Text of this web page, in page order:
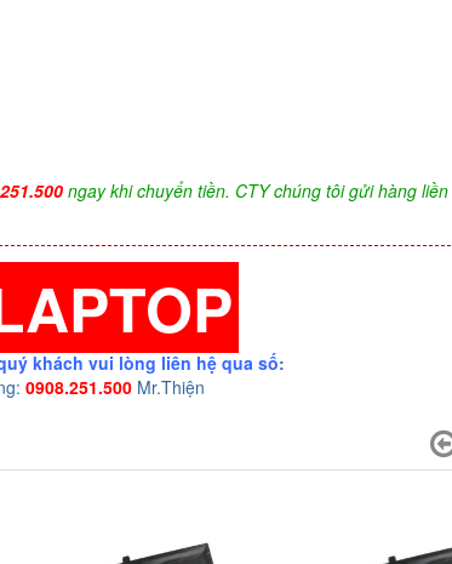
ngay khi chuyển tiền. CTY chúng tôi gửi hàng
khách vui lòng liên hệ qua số:
0908.251.500Mr.Thiện